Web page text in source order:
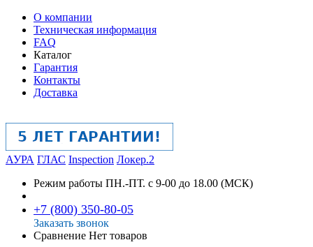
О компании
Техническая информация
FAQ
Каталог
Гарантия
Контакты
Доставка
АУРА ГЛАС Inspection Локер.2
Режим работы ПН.-ПТ. с 9-00 до 18.00 (МСК)
+7 (800) 350-80-05
Заказать звонок
Сравнение Нет товаров